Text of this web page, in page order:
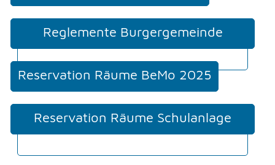
Reglemente Burgergemeinde
Moosseedorf
Reservation Räume BeMo 2025
Reservation Räume Schulanlage